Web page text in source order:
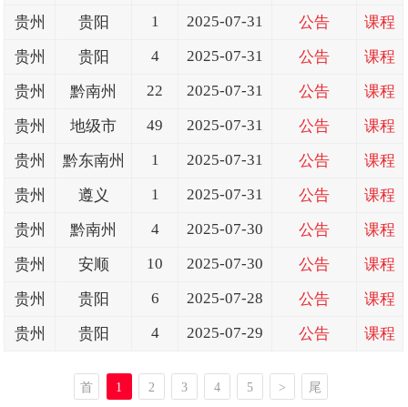
贵州 贵阳 1 2025-07-31 公告
课程
贵州
贵阳 4 2025-07-31 公告
课程
贵州
黔南州 22 2025-07-31 公告
课程
贵州
地级市 49 2025-07-31 公告
课程
贵州
黔东南州 1 2025-07-31 公告
课程
贵州
遵义 1 2025-07-31 公告
课程
贵州
黔南州 4 2025-07-30 公告
课程
贵州
安顺 10 2025-07-30 公告
课程
贵州
贵阳 6 2025-07-28 公告
课程
贵州
贵阳 4 2025-07-29 公告 课程
首
1 2 3 4 5 >
尾